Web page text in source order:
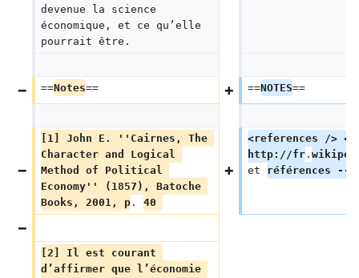
devenue la science
économique, et ce qu’elle
pourrait être.
==Notes== ==NOTES==
[1] John E. ''Cairnes, The
Character and Logical
Method of Political
Economy'' (1857), Batoche
Books, 2001, p. 40
<references />
http://fr.
et références -->
[2] Il est courant
d’affirmer que l’économie